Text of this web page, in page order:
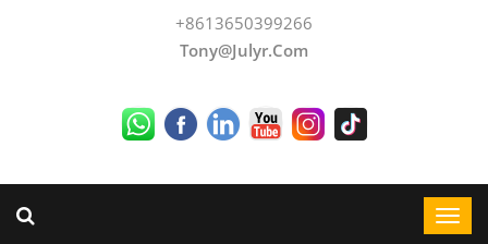
+8613650399266
Tony@julyr.com